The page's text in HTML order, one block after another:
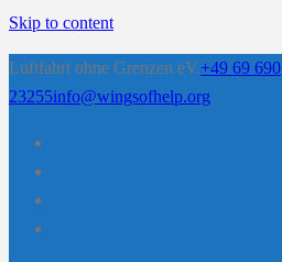
Skip to content
Luftfahrt ohne Grenzen eV.+49 69 690
23255info@wingsofhelp.org